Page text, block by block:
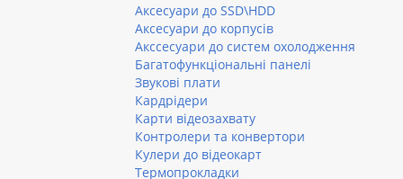
Аксесуари до SSD\HDD
Аксесуари до корпусів
Акссесуари до систем охолодження
Багатофункціональні панелі
Звукові плати
Кардрідери
Карти відеозахвату
Контролери та конвертори
Кулери до відеокарт
Термопрокладки